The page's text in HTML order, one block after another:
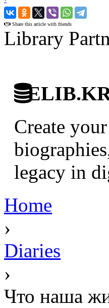
›
Share this article with friends
Library
Create
legacy in
Home
›
Diaries
›
Что наша